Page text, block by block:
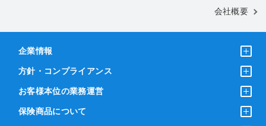
会社概要
企業情報
方針・コンプライアンス
お客様本位の業務運営
保険商品について